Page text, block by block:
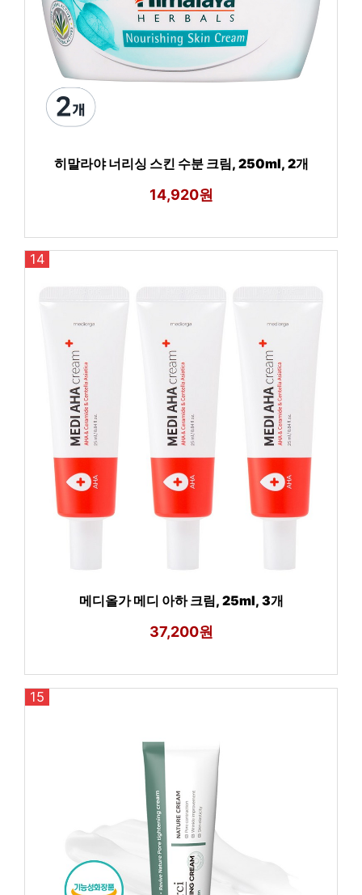
히말라야 너리싱 스킨 수분 크림, 250ml, 2개
14,920원
14
메디올가 메디 아하 크림, 25ml, 3개
37,200원
15